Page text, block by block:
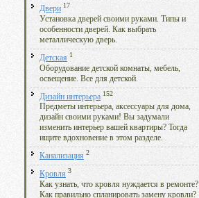
Двери 17
Установка дверей своими руками. Типы и
особенности дверей. Как выбрать
металлическую дверь.
Детская 1
Оборудование детской комнаты, мебель,
освещение. Все для детской.
Дизайн интерьера 152
Предметы интерьера, аксессуары для дома,
дизайн своими руками! Вы задумали
изменить интерьер вашей квартиры? Тогда
ищите вдохновение в этом разделе.
Канализация 2
Кровля 3
Как узнать, что кровля нуждается в ремонте?
Как правильно спланировать замену кровли?